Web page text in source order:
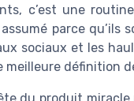
c’est une
parce qu’ils
sociaux et les
meilleure définition